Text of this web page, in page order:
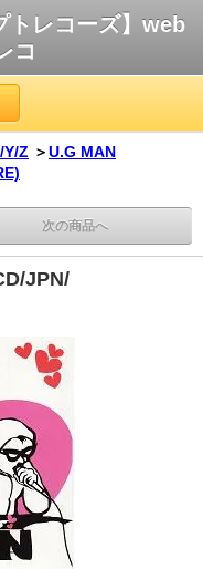
トレコーズ】web
コ
Y/Z ＞U.G MAN
次の商品へ
JPN/